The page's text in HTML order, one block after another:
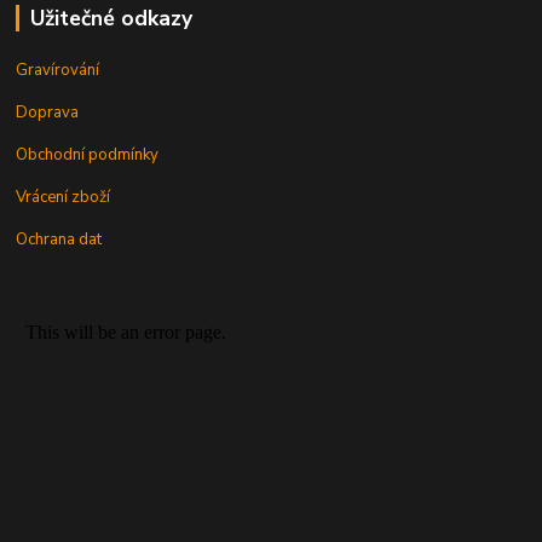
Užitečné odkazy
Gravírování
Doprava
Obchodní podmínky
Vrácení zboží
Ochrana dat